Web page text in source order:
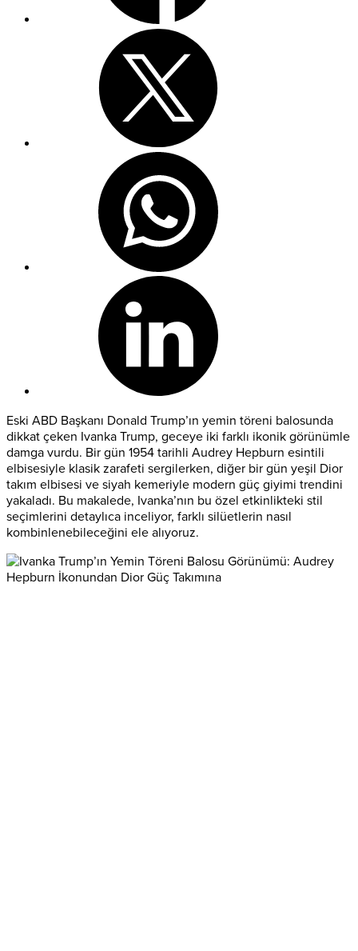
Eski ABD Başkanı Donald Trump’ın yemin töreni balosunda
dikkat çeken Ivanka Trump, geceye iki farklı ikonik görünümle
damga vurdu. Bir gün 1954 tarihli Audrey Hepburn esintili
elbisesiyle klasik zarafeti sergilerken, diğer bir gün yeşil Dior
takım elbisesi ve siyah kemeriyle modern güç giyimi trendini
yakaladı. Bu makalede, Ivanka’nın bu özel etkinlikteki stil
seçimlerini detaylıca inceliyor, farklı silüetlerin nasıl
kombinlenebileceğini ele alıyoruz.